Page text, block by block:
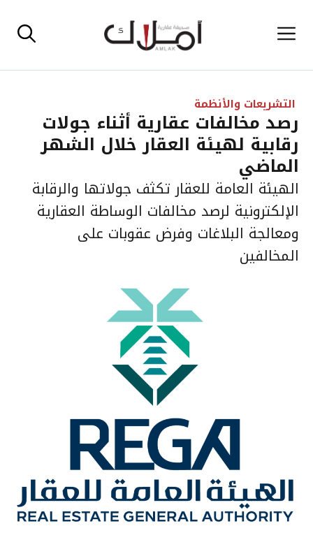
إلى القائمة
التشريعات والأنظمة
رصد مخالفات عقارية أثناء جولات
رقابية لهيئة العقار خلال الشهر
الماضي
الهيئة العامة للعقار تكثف جولاتها والرقابة
الإلكترونية لرصد مخالفات الوساطة العقارية
ومعالجة البلاغات وفرض عقوبات على
المخالفين